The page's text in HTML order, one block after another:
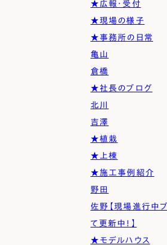
エムズの家について
M's house
10のお約束ごと、苦
こと
Promise
ラインナップ
ナチュレエコ・アドバ
（コスパ最強モデル）
Natureeco Advance
Hiraya&Nisetai
Hiraya
外装仕様から探す
軒アリ
ブログ
家づくりコラム
★広報・受付
★現場の様子
★事務所の日常
亀山
倉橋
★社長のブログ
北川
吉澤
★植栽
★上棟
★施工事例紹介
野田
佐野【現場進行中
て更新中！】
★モデルハウス